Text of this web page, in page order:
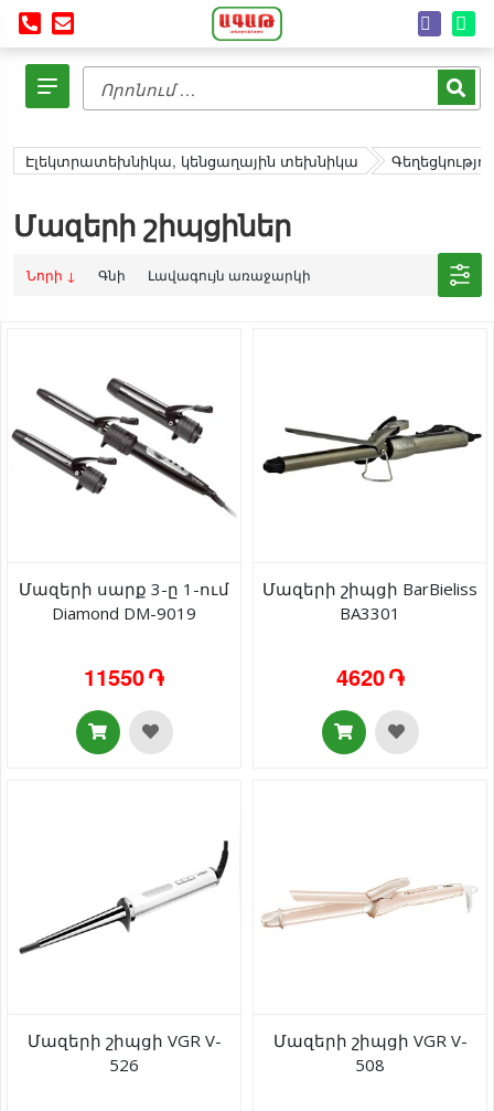
Էլեկտրատեխնիկա, կենցաղային տեխնիկա
Մազերի շիպցիներ
Նորի ↓ Գնի Լավագույն առաջարկի
Մազերի սարք 3-ը 1-ում
Diamond DM-9019
11550 ֏
Մազերի շիպցի BarBieliss
BA3301
4620 ֏
Մազերի շիպցի VGR V-
526
Մազերի շիպցի VGR V-
508